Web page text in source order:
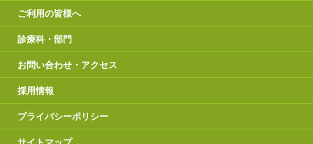
ご利用の皆様へ
診療科・部門
お問い合わせ・アクセス
採用情報
プライバシーポリシー